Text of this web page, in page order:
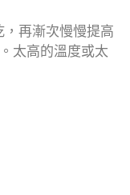
再漸次慢慢提高
太高的溫度或太